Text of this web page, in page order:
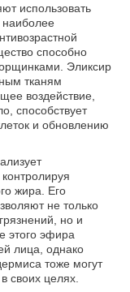
использовать
способно
Эликсир
тканям
воздействие,
способствует
и обновлению
жира. Его
не только
но и
этого эфира
лица, однако
тоже могут
своих целях.